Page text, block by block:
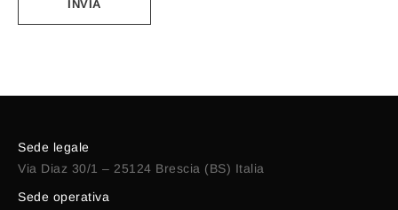
Sede legale
Via Diaz 30/1 – 25124 Brescia (BS) Italia
Sede operativa